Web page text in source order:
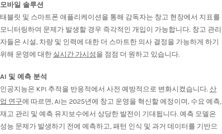
모바일 솔루션
태블릿 및 스마트폰 애플리케이션을 통해 감독자는 창고 현장에서 지표를
모니터링하여 문제가 발생할 경우 즉각적인 개입이 가능합니다. 창고 관리
자들은 시설, 차량 및 인력에 대한 더 스마트한 의사 결정을 가능하게 하기
위해 운영에 대한 실시간 가시성을 점점 더 원하고 있습니다.
AI 및 예측 분석
인공지능은 KPI 추적을 반응적에서 사전 예방적으로 변화시켰습니다. 산
업 연구에 따르면, AI는 2025년에 창고 운영을 혁신할 예정이며, 수요 예측,
재고 관리 및 예측 유지보수에서 상당한 발전이 기대됩니다. 예측 모델은
성능 문제가 발생하기 전에 예측하고, 패턴 인식 및 과거 데이터를 기반으